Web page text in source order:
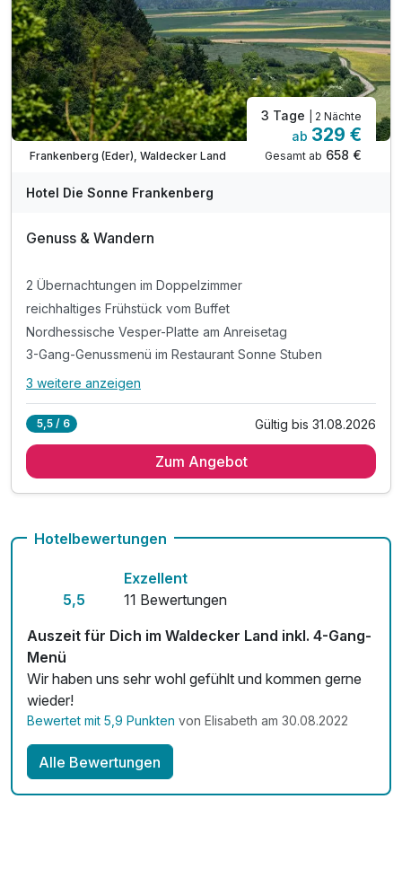
Frankenberg (Eder), Waldecker Land
3 Tage | 2 Nächte
ab 329 €
Gesamt ab 658 €
Hotel Die Sonne Frankenberg
Genuss & Wandern
2 Übernachtungen im Doppelzimmer
reichhaltiges Frühstück vom Buffet
Nordhessische Vesper-Platte am Anreisetag
3-Gang-Genussmenü im Restaurant Sonne Stuben
Alle Inklusivleistungen
reichhaltiges Frühstück vom Buffet
gepackter Wanderrucksack am 2. Tag inkl. Getränk
Nutzung der MeineCard+
3 weitere anzeigen
5,5 / 6 Gültig bis 31.08.2026
Zum Angebot
Hotelbewertungen
5,5
Exzellent
11 Bewertungen
Auszeit für Dich im Waldecker Land inkl. 4-Gang-
Menü
Wir haben uns sehr wohl gefühlt und kommen gerne
wieder!
Bewertet mit 5,9 Punkten von Elisabeth am 30.08.2022
Alle Bewertungen